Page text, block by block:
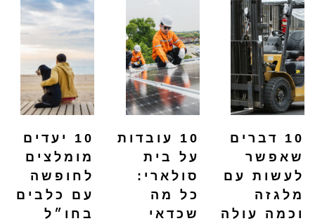
10 דברים
שאפשר
לעשות עם
מלגזה
וכמה עולה
10 עובדות
על בית
סולארי:
כל מה
שכדאי
10 יעדים
מומלצים
לחופשה
עם כלבים
בחו״ל